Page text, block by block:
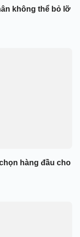
không thể bỏ lỡ
hàng đầu cho